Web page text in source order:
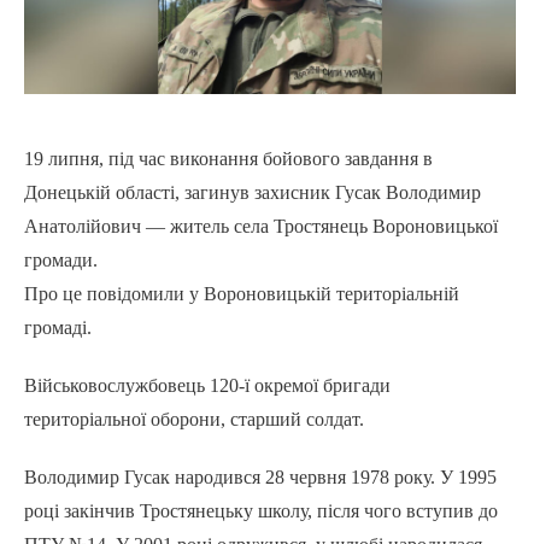
19 липня, під час виконання бойового завдання в
Донецькій області, загинув захисник Гусак Володимир
Анатолійович — житель села Тростянець Вороновицької
громади.
Про це повідомили у Вороновицькій територіальній
громаді.
Військовослужбовець 120-ї окремої бригади
територіальної оборони, старший солдат.
Володимир Гусак народився 28 червня 1978 року. У 1995
році закінчив Тростянецьку школу, після чого вступив до